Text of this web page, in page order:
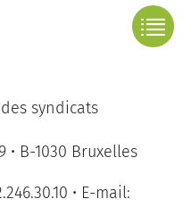
syndicats
• B-1030 Bruxelles
• E-mail: